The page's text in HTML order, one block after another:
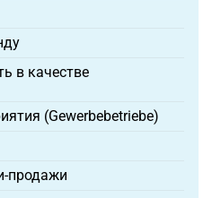
в качестве
(Gewerbebetriebe)
продажи